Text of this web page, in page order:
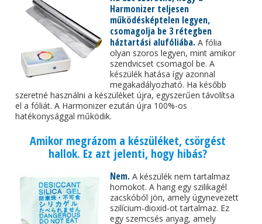
Harmonizer teljesen
működésképtelen legyen,
csomagolja be 3 rétegben
háztartási alufóliába. A fólia
olyan szoros legyen, mint amikor
szendvicset csomagol be. A
készülék hatása így azonnal
megakadályozható. Ha később
szeretné használni a készüléket újra, egyszerűen távolítsa
el a fóliát. A Harmonizer ezután újra 100%-os
hatékonysággal működik.
Amikor megrázom a készüléket, csörgést
hallok. Ez azt jelenti, hogy hibás?
Nem. A készülék nem tartalmaz
homokot. A hang egy szilikagél
zacskóból jön, amely úgynevezett
szilícium-dioxid-ot tartalmaz. Ez
egy szemcsés anyag, amely